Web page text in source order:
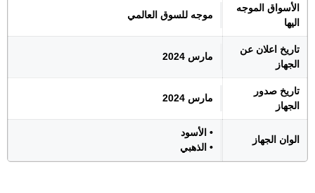
الأسواق الموجه
اليها
موجه للسوق العالمي
تاريخ اعلان عن
الجهاز
مارس 2024
تاريخ صدور
الجهاز
مارس 2024
الوان الجهاز
• الأسود
• الذهبي